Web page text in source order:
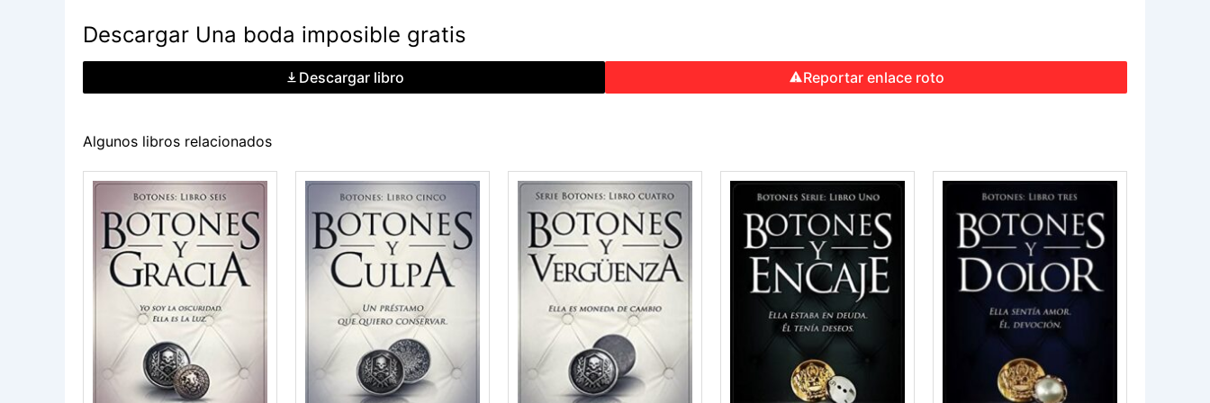
Descargar Una boda imposible gratis
Descargar libro Reportar enlace roto
Algunos libros relacionados